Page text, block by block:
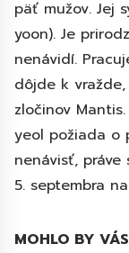
päť mužov. Jej
yoon). Je
nenávidí.
dôjde k
zločinov
yeol požiada o
nenávisť, práve
5. septembra na
MOHLO BY